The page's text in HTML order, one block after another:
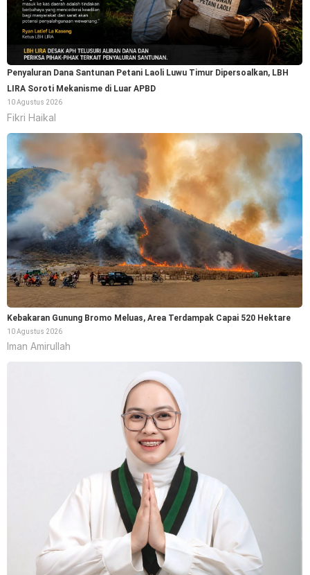
Penyaluran Dana Santunan Petani Laoli Luwu Timur Dipersoalkan, LBH
LIRA Soroti Mekanisme di Luar APBD
10 Agustus 2026
Fikri Haikal
Kebakaran Gunung Bromo Meluas, Area Terdampak Capai 520 Hektare
10 Agustus 2026
Iman Amirullah